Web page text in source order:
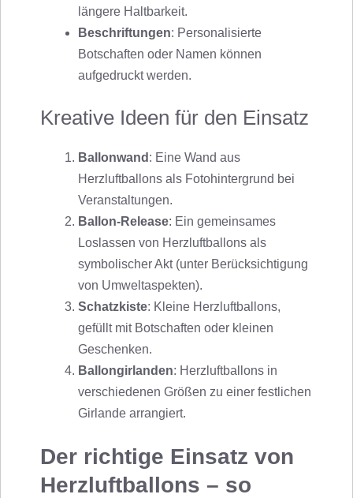
längere Haltbarkeit.
Beschriftungen: Personalisierte
Botschaften oder Namen können
aufgedruckt werden.
Kreative Ideen für den Einsatz
Ballonwand : Eine Wand aus
Herzluftballons als Fotohintergrund bei
Veranstaltungen.
Ballon-Release: Ein gemeinsames
Loslassen von Herzluftballons als
symbolischer Akt (unter Berücksichtigung
von Umweltaspekten).
Schatzkiste: Kleine Herzluftballons,
gefüllt mit Botschaften oder kleinen
Geschenken.
Ballongirlanden: Herzluftballons in
verschiedenen Größen zu einer festlichen
Girlande arrangiert.
Der richtige Einsatz von
Herzluftballons – so